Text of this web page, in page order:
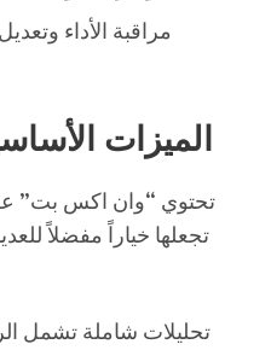
مراقبة الأداء
الميزات
تحتوي “وان اكس بت”
تجعلها خياراً مفضلاً
تحليلات شاملة تشمل